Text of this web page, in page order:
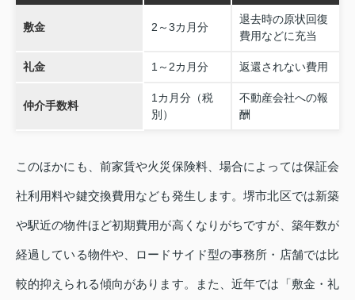
敷金 2～3カ月分
退去時の原状回復
費用などに充当
礼金 1～2カ月分 返還されない費用
仲介手数料
1カ月分（税
別）
不動産会社への報
酬
このほかにも、前家賃や火災保険料、場合によっては保証会
社利用料や鍵交換費用なども発生します。堺市北区では新築
や駅近の物件ほど初期費用が高くなりがちですが、築年数が
経過している物件や、ロードサイド型の事務所・店舗では比
較的抑えられる傾向があります。また、近年では「敷金・礼